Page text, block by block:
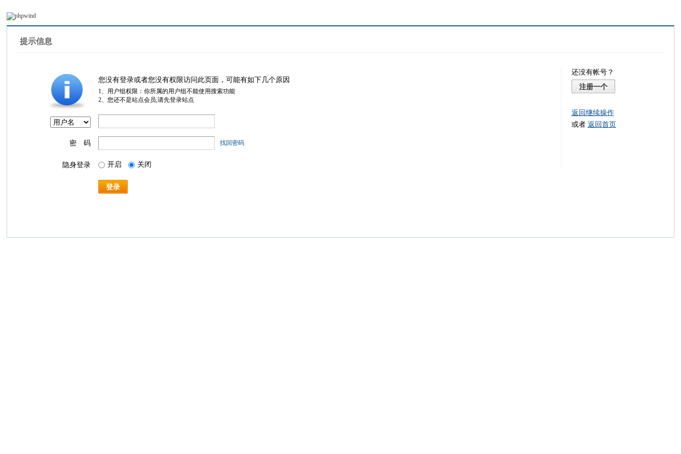
提示信息
您没有登录或者您没有权限访问此页面，可能有如下几个原因
1、用户组权限：你所属的用户组不能使用搜索功能
2、您还不是站点会员,请先登录站点
密 码 找回密码
隐身登录 开启 关闭
登录
还没有帐号？
注册一个
返回继续操作
或者 返回首页